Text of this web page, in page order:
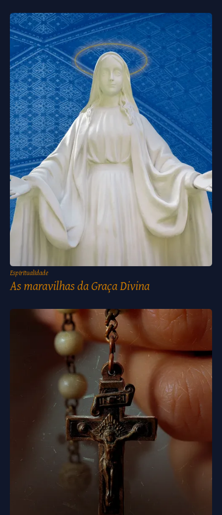
Espiritualidade
As maravilhas da Graça Divina